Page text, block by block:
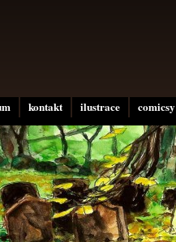
kontakt ilustrace comicsy